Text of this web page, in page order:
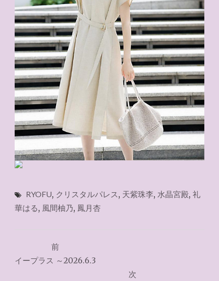
RYOFU, クリスタルパレス , 天紫珠李, 水晶宮殿, 礼
華はる, 風間柚乃, 鳳月杏
稿
前
イープラス ～2026.6.3
次